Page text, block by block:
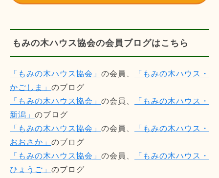
もみの木ハウス協会の会員ブログはこちら
「もみの木ハウス協会」 の会員、
「もみの木ハウス・
かごしま」 のブログ
「もみの木ハウス協会」 の会員、
「もみの木ハウス・
新潟」 のブログ
「もみの木ハウス協会」 の会員、
「もみの木ハウス・
おおさか」 のブログ
「もみの木ハウス協会」 の会員、
「もみの木ハウス・
ひょうご」 のブログ